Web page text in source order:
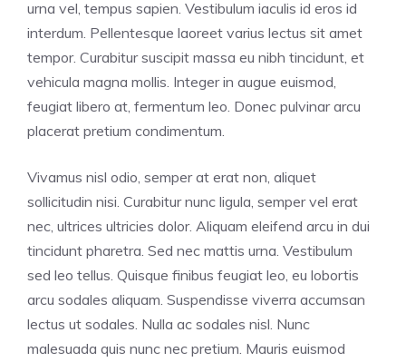
urna vel, tempus sapien. Vestibulum iaculis id eros id
interdum. Pellentesque laoreet varius lectus sit amet
tempor. Curabitur suscipit massa eu nibh tincidunt, et
vehicula magna mollis. Integer in augue euismod,
feugiat libero at, fermentum leo. Donec pulvinar arcu
placerat pretium condimentum.
Vivamus nisl odio, semper at erat non, aliquet
sollicitudin nisi. Curabitur nunc ligula, semper vel erat
nec, ultrices ultricies dolor. Aliquam eleifend arcu in dui
tincidunt pharetra. Sed nec mattis urna. Vestibulum
sed leo tellus. Quisque finibus feugiat leo, eu lobortis
arcu sodales aliquam. Suspendisse viverra accumsan
lectus ut sodales. Nulla ac sodales nisl. Nunc
malesuada quis nunc nec pretium. Mauris euismod